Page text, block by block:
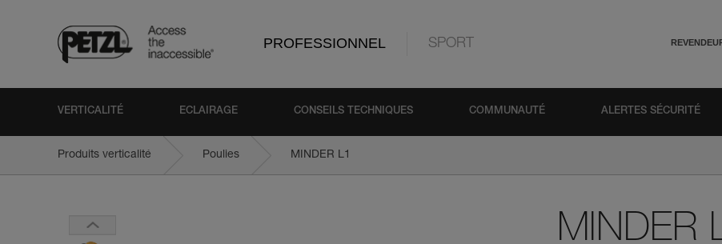
PROFESSIONNEL SPORT
VERTICALITÉ ECLAIRAGE CONSEILS TECHNIQUES COMMUNAUTÉ ALERTES SÉCURITÉ
Produits verticalité Poulies MINDER L1
MINDER